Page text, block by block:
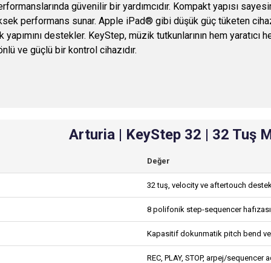
güvenilir bir yardımcıdır. Kompakt yapısı
performans sunar. Apple iPad® gibi düşük güç tüketen
destekler. KeyStep, müzik tutkunlarının hem yaratıcı
ve güçlü bir kontrol cihazıdır.
Arturia | KeyStep 32 | 32 Tuş
Değer
32 tuş, velocity ve aftertouch
8 polifonik step-sequencer
Kapasitif dokunmatik pitch bend
REC, PLAY, STOP, arpej/sequencer